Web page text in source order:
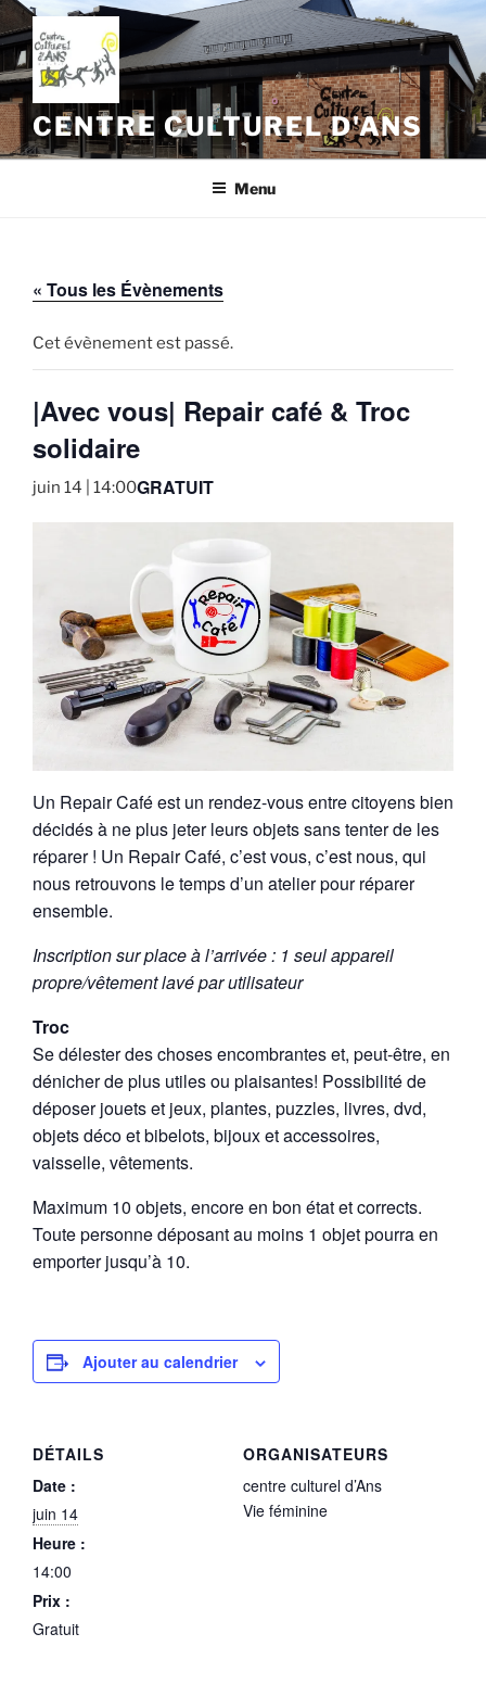
Aller
au
contenu
principal
CENTRE CULTUREL D'ANS
Menu
« Tous les Évènements
Cet évènement est passé.
|Avec vous| Repair café & Troc
solidaire
juin 14 | 14:00GRATUIT
Un Repair Café est un rendez-vous entre citoyens bien
décidés à ne plus jeter leurs objets sans tenter de les
réparer ! Un Repair Café, c’est vous, c’est nous, qui
nous retrouvons le temps d’un atelier pour réparer
ensemble.
Inscription sur place à l’arrivée : 1 seul appareil
propre/vêtement lavé par utilisateur
Troc
Se délester des choses encombrantes et, peut-être, en
dénicher de plus utiles ou plaisantes! Possibilité de
déposer jouets et jeux, plantes, puzzles, livres, dvd,
objets déco et bibelots, bijoux et accessoires,
vaisselle, vêtements.
Maximum 10 objets, encore en bon état et corrects.
Toute personne déposant au moins 1 objet pourra en
emporter jusqu’à 10.
Ajouter au calendrier
DÉTAILS
Date :
juin 14
Heure :
14:00
Prix :
Gratuit
ORGANISATEURS
centre culturel d’Ans
Vie féminine